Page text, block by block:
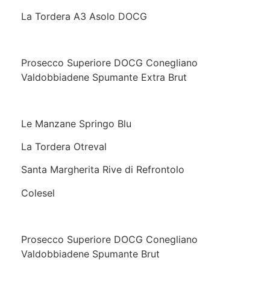
La Tordera A3 Asolo DOCG
Prosecco Superiore DOCG Conegliano
Valdobbiadene Spumante Extra Brut
Le Manzane Springo Blu
La Tordera Otreval
Santa Margherita Rive di Refrontolo
Colesel
Prosecco Superiore DOCG Conegliano
Valdobbiadene Spumante Brut